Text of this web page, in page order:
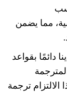
مما يضمن
دائمًا بقواعد
ترجمة